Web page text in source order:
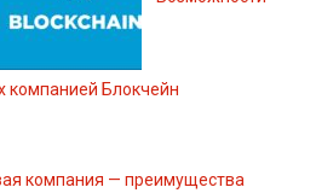
компанией Блокчейн
компания — преимущества